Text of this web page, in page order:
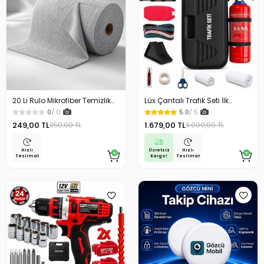
20 Li Rulo Mikrofiber Temizlik
Bezi 25x25 cm Çok Amaçlı
Kopart Kullan Kaliteli
0/ 0
249,00 TL350,00 TL
Hızlı
Teslimat
Lüx Çantalı Trafik Seti İlk
Yardım Seti 1 Kg Yangın
Söndürme Tüplü Tüvtürk
Uyumlu
5.0/ 5
1.679,00 TL3.000,00 TL
Ücretsiz
Kargo!
Hızlı
Teslimat